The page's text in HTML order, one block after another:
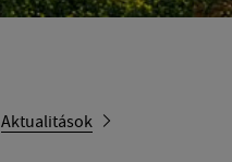
Aktualitások